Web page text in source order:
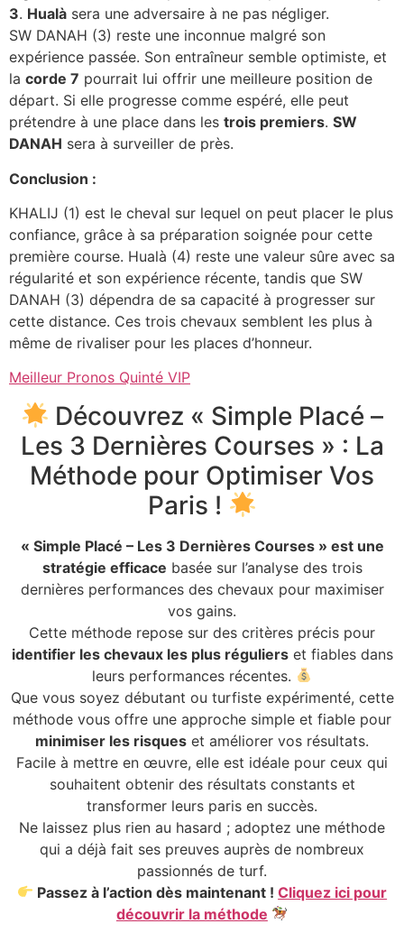
3. Hualà sera une adversaire à ne pas négliger.
SW DANAH (3) reste une inconnue malgré son
expérience passée. Son entraîneur semble optimiste, et
la corde 7 pourrait lui offrir une meilleure position de
départ. Si elle progresse comme espéré, elle peut
prétendre à une place dans les trois premiers. SW
DANAH sera à surveiller de près.
Conclusion :
KHALIJ (1) est le cheval sur lequel on peut placer le plus
confiance, grâce à sa préparation soignée pour cette
première course. Hualà (4) reste une valeur sûre avec sa
régularité et son expérience récente, tandis que SW
DANAH (3) dépendra de sa capacité à progresser sur
cette distance. Ces trois chevaux semblent les plus à
même de rivaliser pour les places d’honneur.
Meilleur Pronos Quinté VIP
Découvrez « Simple Placé –
Les 3 Dernières Courses » : La
Méthode pour Optimiser Vos
Paris !
« Simple Placé – Les 3 Dernières Courses » est une
stratégie efficace basée sur l’analyse des trois
dernières performances des chevaux pour maximiser
vos gains.
Cette méthode repose sur des critères précis pour
identifier les chevaux les plus régulierset fiables dans
leurs performances récentes.
Que vous soyez débutant ou turfiste expérimenté, cette
méthode vous offre une approche simple et fiable pour
minimiser les risques et améliorer vos résultats.
Facile à mettre en œuvre, elle est idéale pour ceux qui
souhaitent obtenir des résultats constants et
transformer leurs paris en succès.
Ne laissez plus rien au hasard ; adoptez une méthode
qui a déjà fait ses preuves auprès de nombreux
passionnés de turf.
Passez à l’action dès maintenant !Cliquez ici pour
découvrir la méthode